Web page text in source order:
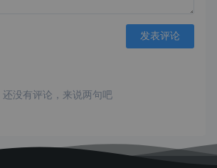
发表评论
还没有评论，来说两句吧